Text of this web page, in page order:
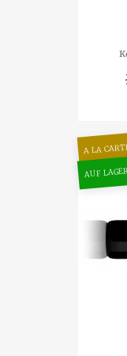
A LA
AUF